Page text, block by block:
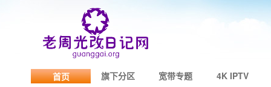
首页 旗下分区 宽带专题 4K IPTV